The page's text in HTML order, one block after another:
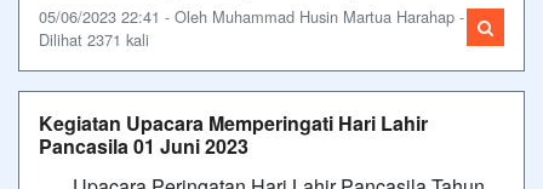
05/06/2023 22:41 - Oleh Muhammad Husin Martua Harahap -
Dilihat 2371 kali
Kegiatan Upacara Memperingati Hari Lahir
Pancasila 01 Juni 2023